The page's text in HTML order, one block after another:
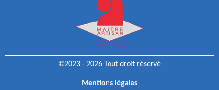
©2023 - 2026 Tout droit réservé
Mentions légales